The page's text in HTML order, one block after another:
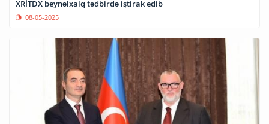
XRİTDX beynəlxalq tədbirdə iştirak edib
08-05-2025